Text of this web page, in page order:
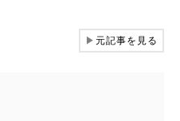
▶元記事を見る